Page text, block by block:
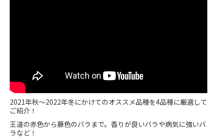
2021年秋〜2022年冬にかけてのオススメ品種を4品種に厳選して
ご紹介！
王道の赤色から藤色のバラまで。香りが良いバラや病気に強いバ
ラなど！